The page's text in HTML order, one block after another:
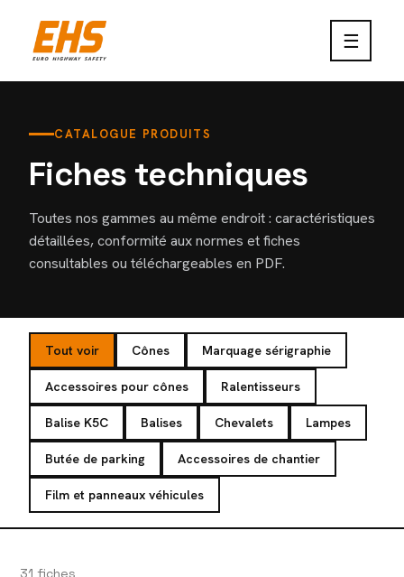
☰
CATALOGUE PRODUITS
Fiches techniques
Toutes nos gammes au même endroit : caractéristiques
détaillées, conformité aux normes et fiches
consultables ou téléchargeables en PDF.
Tout voir Cônes Marquage sérigraphie
Accessoires pour cônes Ralentisseurs
Balise K5C Balises Chevalets Lampes
Butée de parking Accessoires de chantier
Film et panneaux véhicules
31 fiches